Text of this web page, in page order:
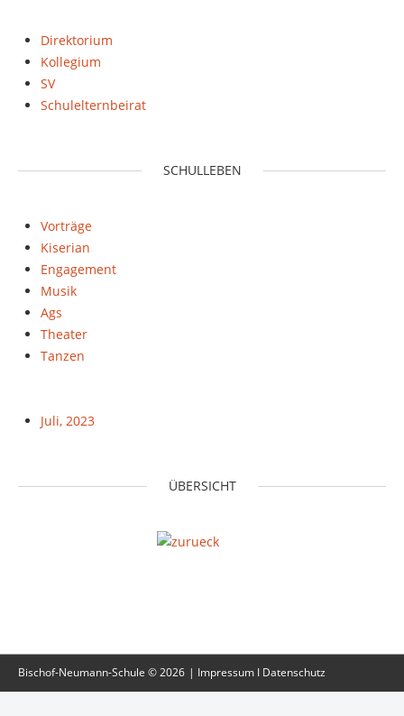
Direktorium
Kollegium
SV
Schulelternbeirat
SCHULLEBEN
Vorträge
Kiserian
Engagement
Musik
Ags
Theater
Tanzen
Juli, 2023
ÜBERSICHT
Bischof-Neumann-Schule ©2026 Impressum I Datenschutz